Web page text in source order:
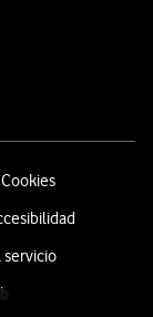
servicio